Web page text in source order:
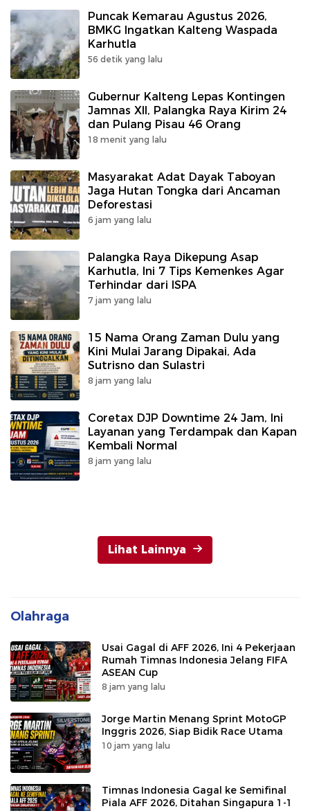
Puncak Kemarau Agustus 2026,
BMKG Ingatkan Kalteng Waspada
Karhutla
56 detik yang lalu
Gubernur Kalteng Lepas Kontingen
Jamnas XII, Palangka Raya Kirim 24
dan Pulang Pisau 46 Orang
18 menit yang lalu
Masyarakat Adat Dayak Taboyan
Jaga Hutan Tongka dari Ancaman
Deforestasi
6 jam yang lalu
Palangka Raya Dikepung Asap
Karhutla, Ini 7 Tips Kemenkes Agar
Terhindar dari ISPA
7 jam yang lalu
15 Nama Orang Zaman Dulu yang
Kini Mulai Jarang Dipakai, Ada
Sutrisno dan Sulastri
8 jam yang lalu
Coretax DJP Downtime 24 Jam, Ini
Layanan yang Terdampak dan Kapan
Kembali Normal
8 jam yang lalu
Lihat Lainnya
Olahraga
Usai Gagal di AFF 2026, Ini 4 Pekerjaan
Rumah Timnas Indonesia Jelang FIFA
ASEAN Cup
8 jam yang lalu
Jorge Martin Menang Sprint MotoGP
Inggris 2026, Siap Bidik Race Utama
10 jam yang lalu
Timnas Indonesia Gagal ke Semifinal
Piala AFF 2026, Ditahan Singapura 1-1